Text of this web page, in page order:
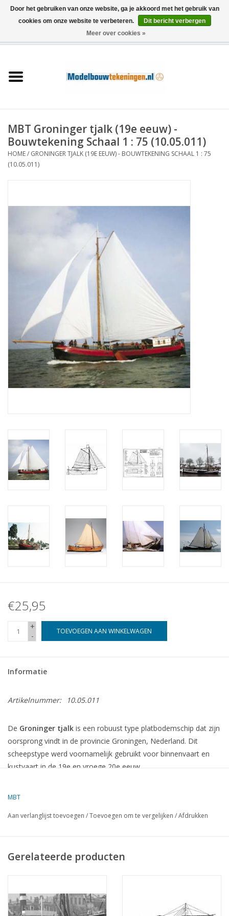
Schepen
Houtbouw
Scenery
Nieuwe tekeningen
NIEUWE TIJDSCHRIFTEN
ABONNEMENT DE
MODELBOUWER
Bouwbeschrijvingen
MBT Groninger tjalk (19e eeuw) -
Bouwtekening Schaal 1 : 75 (10.05.011)
HOME/ GRONINGER TJALK (19E EEUW) - BOUWTEKENING SCHAAL 1 : 75
(10.05.011)
€25,95
+
-
TOEVOEGEN AAN WINKELWAGEN
Informatie
Artikelnummer: 10.05.011
De Groninger tjalk is een robuust type platbodemschip dat zijn
oorsprong vindt in de provincie Groningen, Nederland. Dit
scheepstype werd voornamelijk gebruikt voor binnenvaart en
kustvaart in de 19e en vroege 20e eeuw.
Kenmerken van de Groninger tjalk
Lengte/breedte-verhouding:In verhouding tot de breedte is
vaarwegen in de veenkoloniale gebieden van Groningen.
vlakke zijden en flauw gebogen fraaie ronde stevens.
Bouwmateriaal:Oorspronkelijk werden deze schepen
MBT
Aan verlanglijst toevoegen /Toevoegen om te vergelijken /Afdrukken
Gerelateerde producten
Door het gebruiken van onze website, ga je akkoord met het gebruik van
cookies om onze website te verbeteren.
Dit bericht verbergen
Meer over cookies »